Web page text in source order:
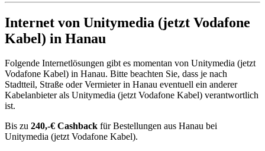
Internet von Unitymedia (jetzt Vodafone
Kabel) in Hanau
Folgende Internetlösungen gibt es momentan von Unitymedia (jetzt
Vodafone Kabel) in Hanau. Bitte beachten Sie, dass je nach
Stadtteil, Straße oder Vermieter in Hanau eventuell ein anderer
Kabelanbieter als Unitymedia (jetzt Vodafone Kabel) verantwortlich
ist.
Bis zu 240,-€ Cashback für Bestellungen aus Hanau bei
Unitymedia (jetzt Vodafone Kabel).